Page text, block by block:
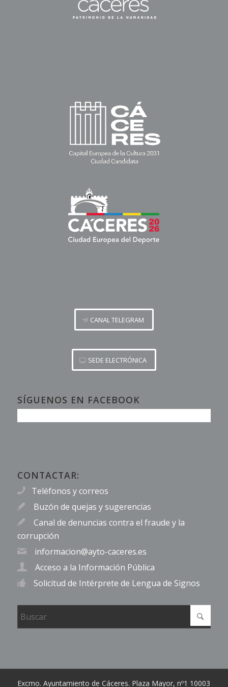
CANAL TELEGRAM
SEDE ELECTRÓNICA
SÍGUENOS EN FACEBOOK
CONTACTAR:
Teléfonos y correos
Buzón de quejas y sugerencias
Canal de denuncias contra el fraude y la
corrupción
informacion@ayto-caceres.es
Acceso a la Información Pública
Solicitud de Intérprete de Lengua de Signos
Excmo. Ayuntamiento de Cáceres. Plaza Mayor, nº1 10003